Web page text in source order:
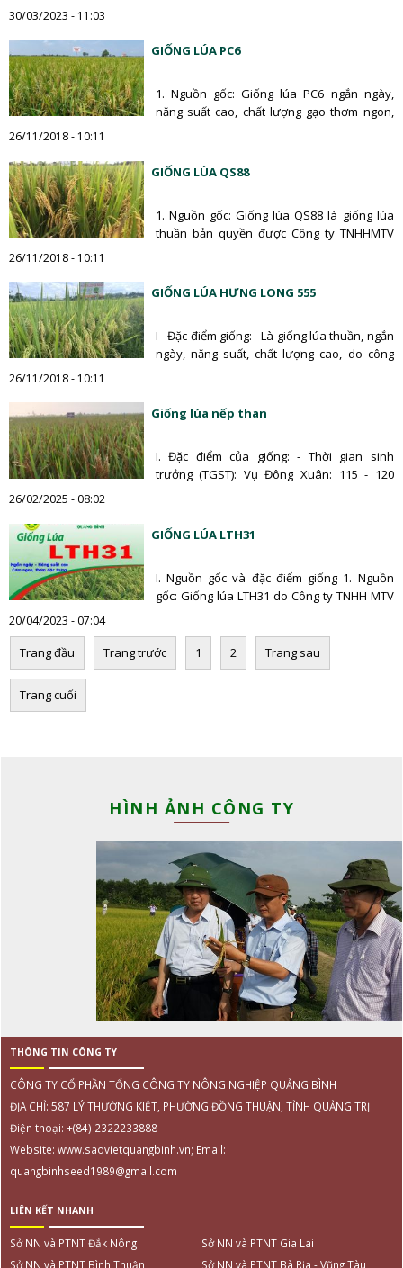
30/03/2023 - 11:03
GIỐNG LÚA PC6
1. Nguồn gốc: Giống lúa PC6 ngắn ngày,
năng suất cao, chất lượng gạo thơm ngon,
26/11/2018 - 10:11
GIỐNG LÚA QS88
1. Nguồn gốc: Giống lúa QS88 là giống lúa
thuần bản quyền được Công ty TNHHMTV
26/11/2018 - 10:11
GIỐNG LÚA HƯNG LONG 555
I - Đặc điểm giống: - Là giống lúa thuần, ngắn
ngày, năng suất, chất lượng cao, do công
26/11/2018 - 10:11
Giống lúa nếp than
I. Đặc điểm của giống: - Thời gian sinh
trưởng (TGST): Vụ Đông Xuân: 115 - 120
26/02/2025 - 08:02
GIỐNG LÚA LTH31
I. Nguồn gốc và đặc điểm giống 1. Nguồn
gốc: Giống lúa LTH31 do Công ty TNHH MTV
20/04/2023 - 07:04
Trang đầu Trang trước 1 2 Trang sau
Trang cuối
HÌNH ẢNH CÔNG TY
THÔNG TIN CÔNG TY
CÔNG TY CỔ PHẦN TỔNG CÔNG TY NÔNG NGHIỆP QUẢNG BÌNH
ĐỊA CHỈ: 587 LÝ THƯỜNG KIỆT, PHƯỜNG ĐỒNG THUẬN, TỈNH QUẢNG TRỊ
Điện thoại: +(84) 2322233888
Website: www.saovietquangbinh.vn; Email:
quangbinhseed1989@gmail.com
LIÊN KẾT NHANH
Sở NN và PTNT Đắk Nông
Sở NN và PTNT Gia Lai
Sở NN và PTNT Bình Thuận
Sở NN và PTNT Bà Rịa - Vũng Tàu